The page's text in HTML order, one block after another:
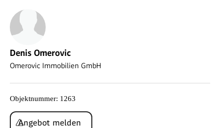
Denis Omerovic
Omerovic Immobilien GmbH
Objektnummer: 1263
Angebot melden